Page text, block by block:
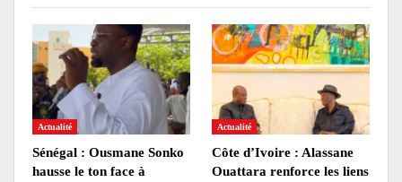
Actualité
Sénégal : Ousmane Sonko
hausse le ton face à
Actualité
Côte d’Ivoire : Alassane
Ouattara renforce les liens